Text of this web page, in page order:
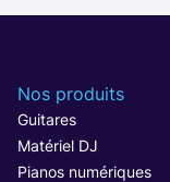
Nos produits
Guitares
Matériel DJ
Pianos numériques